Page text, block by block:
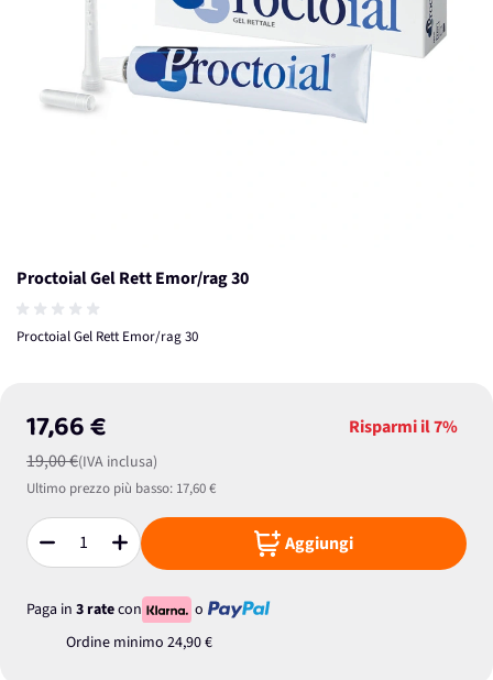
Proctoial Gel Rett Emor/rag 30
Proctoial Gel Rett Emor/rag 30
17,66 €
19,00 €(IVA inclusa)
Risparmi il7%
Ultimo prezzo più basso: 17,60 €
Quantità Aggiungi
Paga in 3 ratecon
o
Ordine minimo 24,90 €